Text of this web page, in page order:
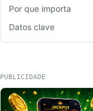
Por que importa
Datos clave
PUBLICIDADE